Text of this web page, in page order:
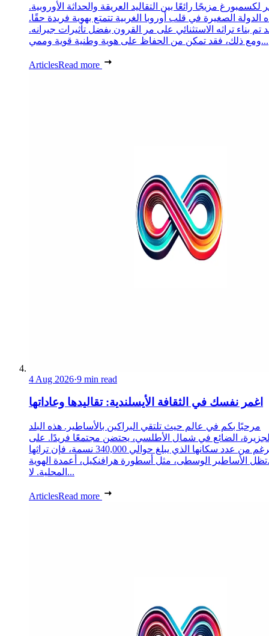
لكسمبورغ مزيجًا رائعًا بين التقاليد العريقة والحداثة الأوروبية.
الدولة الصغيرة في قلب أوروبا الغربية تتمتع بهوية فريدة حقًا.
تم بناء تراثه الاستثنائي على مر القرون بفضل تأثيرات جيرانه.
ومع ذلك، فقد تمكن من الحفاظ على هوية وطنية قوية وممي...
ArticlesRead more
4 Aug 2026·9 min read
اغمر نفسك في الثقافة الأيسلندية: تقاليدها وعاداتها
مرحبًا بكم في عالم حيث تلتقي البراكين بالأساطير. هذه البلد
الضائع في شمال الأطلسي، يحتضن مجتمعًا فريدًا. على
الرغم من عدد سكانها الذي يبلغ حوالي 340,000 نسمة، فإن تراثها
الأساطير الوسطى، مثل أسطورة هرافنكيل، أعمدة الهوية
المحلية. لا...
ArticlesRead more